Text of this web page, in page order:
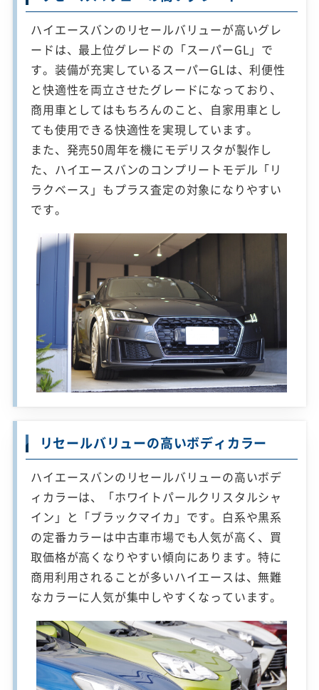
ハイエースバンのリセールバリューが高いグレ
ードは、最上位グレードの「スーパーGL」で
す。装備が充実しているスーパーGLは、利便性
と快適性を両立させたグレードになっており、
商用車としてはもちろんのこと、自家用車とし
ても使用できる快適性を実現しています。
また、発売50周年を機にモデリスタが製作し
た、ハイエースバンのコンプリートモデル「リ
ラクベース」もプラス査定の対象になりやすい
です。
リセールバリューの高いボディカラー
ハイエースバンのリセールバリューの高いボデ
ィカラーは、「ホワイトパールクリスタルシャ
イン」と「ブラックマイカ」です。白系や黒系
の定番カラーは中古車市場でも人気が高く、買
取価格が高くなりやすい傾向にあります。特に
商用利用されることが多いハイエースは、無難
なカラーに人気が集中しやすくなっています。